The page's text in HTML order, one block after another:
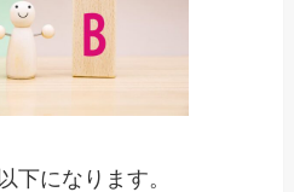
下になります。